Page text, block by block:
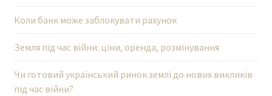
Коли банк може заблокувати рахунок
Земля під час війни: ціни, оренда, розмінування
Чи готовий український ринок землі до нових викликів
під час війни?